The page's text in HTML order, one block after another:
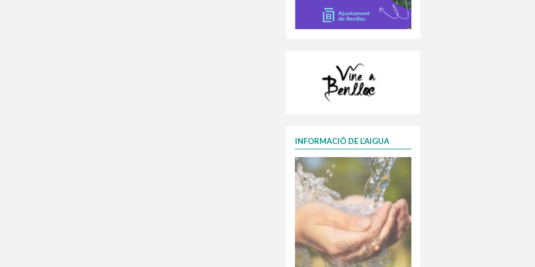
INFORMACIÓ DE L’AIGUA